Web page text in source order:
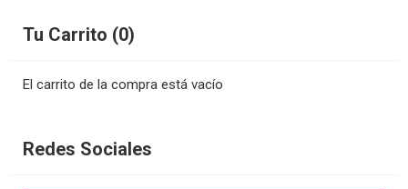
Tu Carrito (0)
El carrito de la compra está vacío
Redes Sociales